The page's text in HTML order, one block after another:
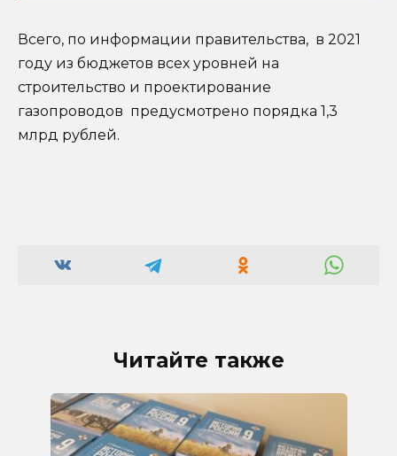
Всего, по информации правительства, в 2021
году из бюджетов всех уровней на
строительство и проектирование
газопроводов предусмотрено порядка 1,3
млрд рублей.
Читайте также